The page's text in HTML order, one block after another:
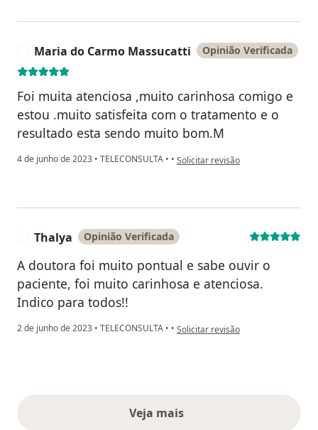
Maria do Carmo Massucatti Opinião Verificada
Foi muita atenciosa ,muito carinhosa comigo e
estou .muito satisfeita com o tratamento e o
resultado esta sendo muito bom.M
4 de junho de 2023 • TELECONSULTA • • na opinião do utilizador Maria do
Solicitar revisão
Thalya Opinião Verificada
A doutora foi muito pontual e sabe ouvir o
paciente, foi muito carinhosa e atenciosa.
Indico para todos!!
2 de junho de 2023 • TELECONSULTA • • na opinião do utilizador Thalya
Solicitar revisão
Veja maisopiniões acima